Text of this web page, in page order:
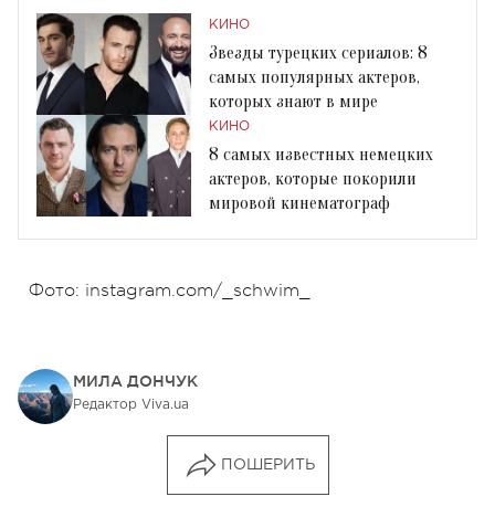
КИНО
Звезды турецких сериалов: 8
самых популярных актеров,
которых знают в мире
КИНО
8 самых известных немецких
актеров, которые покорили
мировой кинематограф
Фото: instagram.com/_schwim_
МИЛА ДОНЧУК
Редактор Viva.ua
ПОШЕРИТЬ